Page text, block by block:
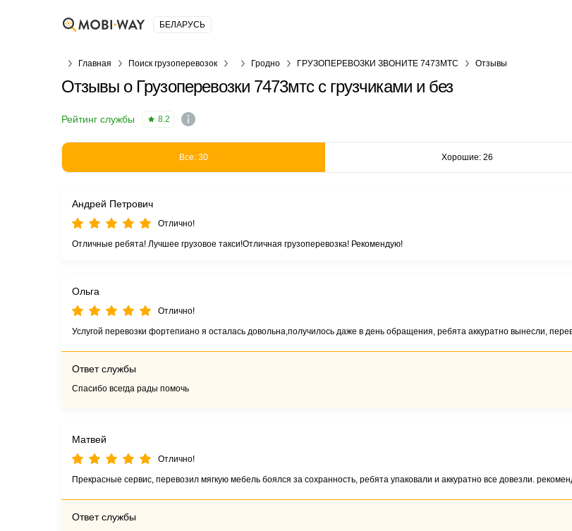
БЕЛАРУСЬ
Главная Поиск грузоперевозок Гродно ГРУЗОПЕРЕВОЗКИ ЗВОНИТЕ 7473МТС Отзывы
Отзывы о Грузоперевозки 7473мтс с грузчиками и без
Рейтинг службы 8.2
Все: 30 Хорошие: 26
Андрей Петрович
Отлично!
Отличные ребята! Лучшее грузовое такси!Отличная грузоперевозка! Рекомендую!
Ольга
Отлично!
Услугой перевозки фортепиано я осталась довольна,получилось даже в день обращения, ребята аккуратно вынесли,
Ответ службы
Спасибо всегда рады помочь
Матвей
Отлично!
Прекрасные сервис, перевозил мягкую мебель боялся за сохранность, ребята упаковали и аккуратно все довезли.
Ответ службы